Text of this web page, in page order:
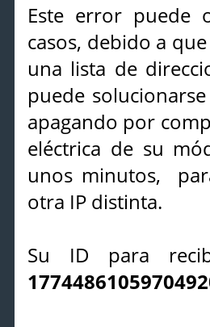
Este error puede
casos, debido a
una lista de
puede
apagando por
eléctrica de su
unos minutos,
otra IP distinta.
Su ID para